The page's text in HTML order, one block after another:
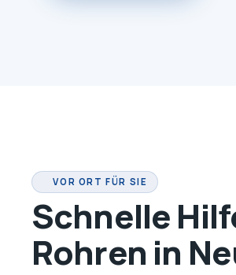
VOR ORT FÜR SIE
Schnelle
Rohren in